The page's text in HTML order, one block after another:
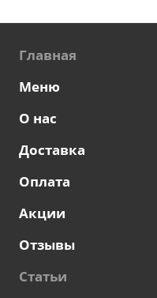
Главная
Меню
О нас
Доставка
Оплата
Акции
Отзывы
Статьи